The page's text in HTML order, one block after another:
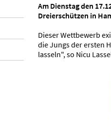
Am Dienstag den
Dreierschützen in
Dieser Wettbewerb
die Jungs der ersten
lasseln", so Nicu